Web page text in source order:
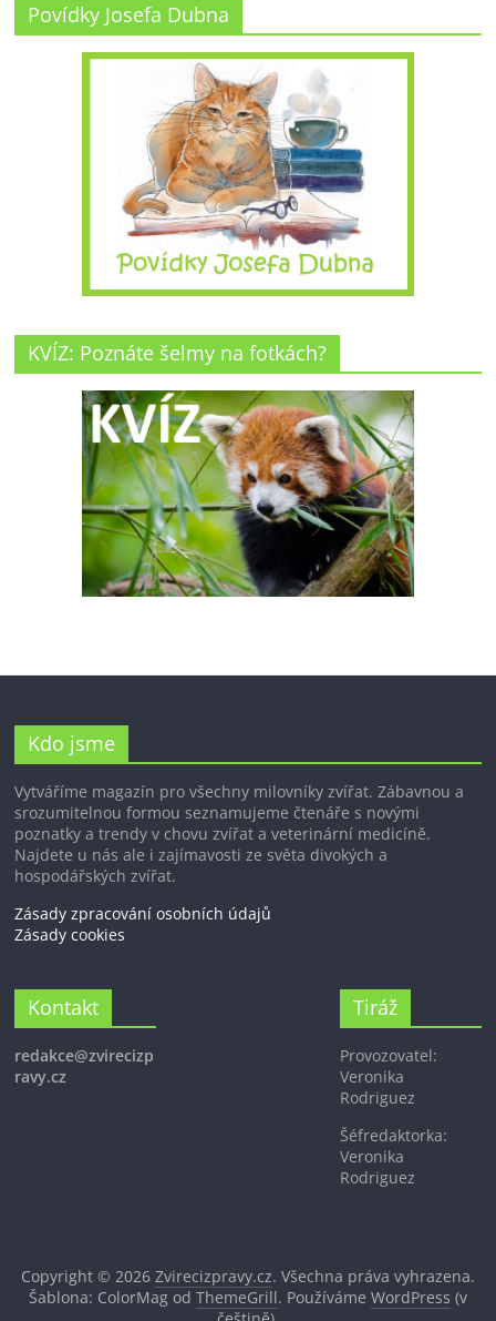
Povídky Josefa Dubna
KVÍZ: Poznáte šelmy na fotkách?
Kdo jsme
Vytváříme magazín pro všechny milovníky zvířat. Zábavnou a
srozumitelnou formou seznamujeme čtenáře s novými
poznatky a trendy v chovu zvířat a veterinární medicíně.
Najdete u nás ale i zajímavosti ze světa divokých a
hospodářských zvířat.
Zásady zpracování osobních údajů
Zásady cookies
Kontakt
redakce@zvirecizp
ravy.cz
Tiráž
Provozovatel:
Veronika
Rodriguez
Šéfredaktorka:
Veronika
Rodriguez
Copyright © 2026 Zvirecizpravy.cz. Všechna práva vyhrazena.
Šablona: ColorMag od ThemeGrill. Používáme WordPress (v